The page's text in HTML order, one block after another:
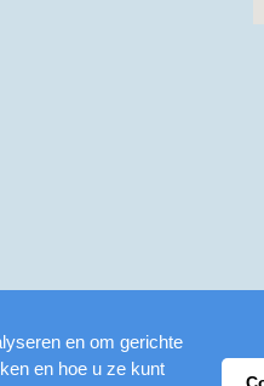
en om gerichte
en hoe u ze kunt